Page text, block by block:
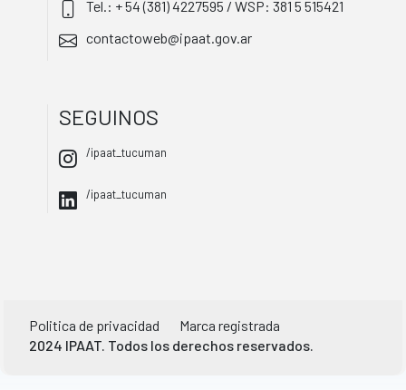
Tel.: + 54 (381) 4227595 / WSP: 381 5 515421
contactoweb@ipaat.gov.ar
SEGUINOS
/ipaat_tucuman
/ipaat_tucuman
Politica de privacidad
Marca registrada
2024 IPAAT. Todos los derechos reservados.